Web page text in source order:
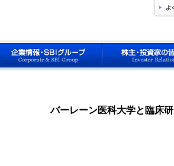
バーレーン医科大学と臨床